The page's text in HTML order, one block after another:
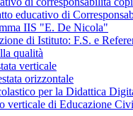
educativo di
IIS "E. De Nicola"
di Istituto: F.S. e
qualità
verticale
orizzontale
per la Didattica
verticale di Educazione